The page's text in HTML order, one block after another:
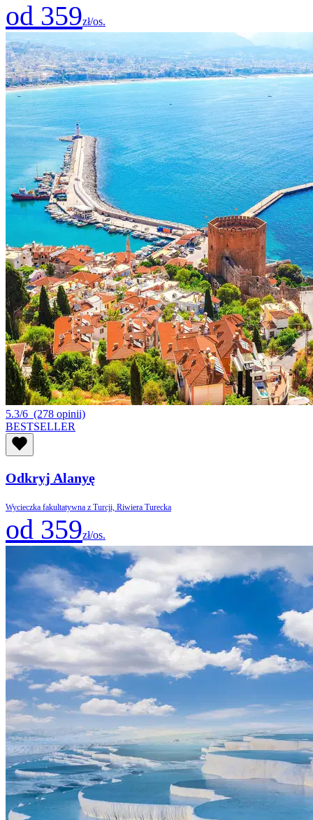
od 359zł/os.
5.3/6 (278 opinii)
BESTSELLER
Odkryj Alanyę
Wycieczka fakultatywna z Turcji, Riwiera Turecka
od 359zł/os.